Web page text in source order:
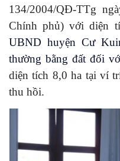
134/2004/QĐ-TTg
Chính phủ) với diện
UBND huyện Cư
thường bằng đất đối
diện tích 8,0 ha tại ví
thu hồi.